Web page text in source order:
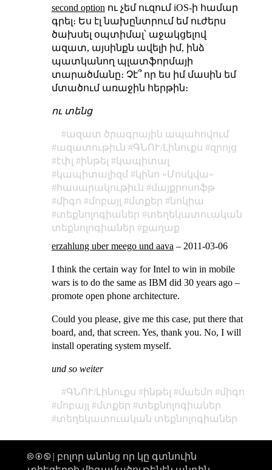
second option ու չեմ ուզում iOS-ի համար
գրել։ Ես էլ նախընտրում եմ ուժերս
ծախսել օպտիմալ՝ աջակցելով
ազատ, այսինքն ավելի իմ, ինձ
պատկանող պլատֆորմայի
տարածմանը։ Չէ՞ որ ես իմ մասին եմ
մտածում առաջին հերթին։
ու տենց
ազատ ծրագրային ապահովում
ազատութիւն
ԳՆՈՒ/Լինուքս
զրոյց
էփլ
ինթել
կապիտալ
կապիտալիզմ
կինո «Մոսկվա»
հասարակութիւն
մայքրոսոֆթ
միգո
մոբայլ մտքեր
նոկիա
տեքնոլոգիաներ
տեղեկատուական
տեքնոլոգիաներ
քաղաք
erzahlung uber meego und aava – 2011-03-06
I think the certain way for Intel to win in mobile
wars is to do the same as IBM did 30 years ago –
promote open phone architecture.
Could you please, give me this case, put there that
board, and, that screen. Yes, thank you. No, I will
install operating system myself.
und so weiter
ԳՆՈՒ/Լինուքս ինթել մաեմո
միգո
մոբայլ
մտքեր
տեքնոլոգիաներ
տեղեկատուական տեքնոլոգիաներ
🅭 🅯 🄏 | բոլոր անոնց որ կը գտնուին